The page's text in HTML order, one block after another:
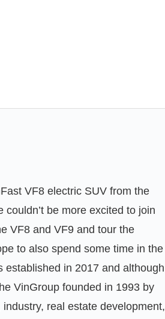
VF8 electric SUV from the
be more excited to join
VF8 and VF9 and tour the
to also spend some time in the
established in 2017 and although
VinGroup founded in 1993 by
real estate development,